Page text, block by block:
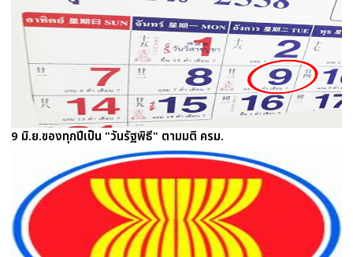
9 มิ.ย.ของทุกปีเป็น "วันรัฐพิธี" ตามมติ ครม.